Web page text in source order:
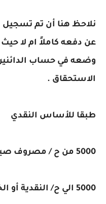
نلاحظ هنا أن تم
وضعه في حساب
الاستحقاق .
طبقا للأساس النقدي
5000 من ح / مصروف صيانة سيارات
5000 الي ح/ النقدية أو الخزينة